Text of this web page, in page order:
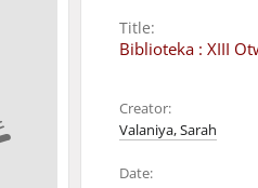
Title:
Biblioteka : XIII
Creator:
Valaniya, Sarah
Date: